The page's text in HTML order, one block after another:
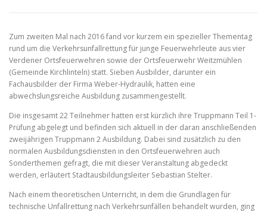
TIPPS/TRICKS
Zum zweiten Mal nach 2016 fand vor kurzem ein spezieller Thementag
rund um die Verkehrsunfallrettung für junge Feuerwehrleute aus vier
Verdener Ortsfeuerwehren sowie der Ortsfeuerwehr Weitzmühlen
(Gemeinde Kirchlinteln) statt. Sieben Ausbilder, darunter ein
Fachausbilder der Firma Weber-Hydraulik, hatten eine
abwechslungsreiche Ausbildung zusammengestellt.
Die insgesamt 22 Teilnehmer hatten erst kürzlich ihre Truppmann Teil 1-
Prüfung abgelegt und befinden sich aktuell in der daran anschließenden
zweijährigen Truppmann 2 Ausbildung. Dabei sind zusätzlich zu den
normalen Ausbildungsdiensten in den Ortsfeuerwehren auch
Sonderthemen gefragt, die mit dieser Veranstaltung abgedeckt
werden, erläutert Stadtausbildungsleiter Sebastian Stelter.
Nach einem theoretischen Unterricht, in dem die Grundlagen für
technische Unfallrettung nach Verkehrsunfällen behandelt wurden, ging